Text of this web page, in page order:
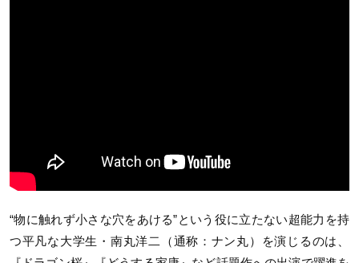
“物に触れず小さな穴をあける”という役に立たない超能力を持
つ平凡な大学生・南丸洋二（通称：ナン丸）を演じるのは、